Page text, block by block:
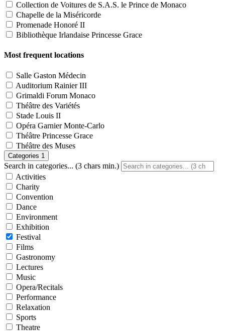
Collection de Voitures de S.A.S. le Prince de Monaco
Chapelle de la Miséricorde
Promenade Honoré II
Bibliothèque Irlandaise Princesse Grace
Most frequent locations
Salle Gaston Médecin
Auditorium Rainier III
Grimaldi Forum Monaco
Théâtre des Variétés
Stade Louis II
Opéra Garnier Monte-Carlo
Théâtre Princesse Grace
Théâtre des Muses
Categories 1
Search in categories... (3 chars min.)
Activities
Charity
Convention
Dance
Environment
Exhibition
Festival
Films
Gastronomy
Lectures
Music
Opera/Recitals
Performance
Relaxation
Sports
Theatre